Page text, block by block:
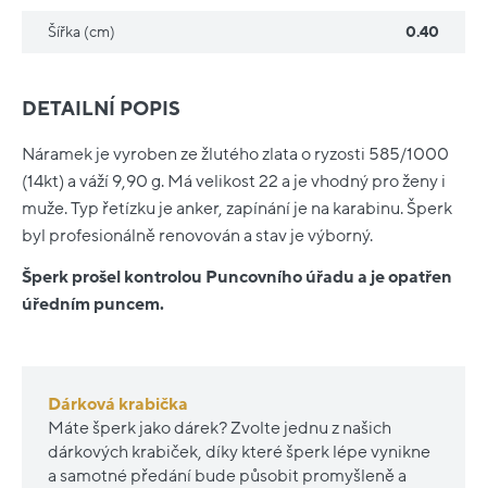
DETAILNÍ POPIS
Náramek je vyroben ze žlutého zlata o ryzosti 585/1000
(14kt) a váží 9,90 g. Má velikost 22 a je vhodný pro ženy i
muže. Typ řetízku je anker, zapínání je na karabinu. Šperk
byl profesionálně renovován a stav je výborný.
Šperk prošel kontrolou Puncovního úřadu a je opatřen
úředním puncem.
Dárková krabička
Máte šperk jako dárek? Zvolte jednu z našich
dárkových krabiček, díky které šperk lépe vynikne
a samotné předání bude působit promyšleně a
Šířka (cm) 0.40